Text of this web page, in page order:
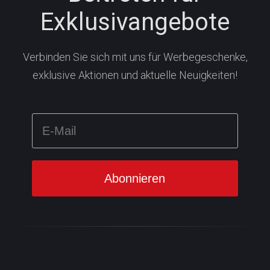
Exklusivangebote
Verbinden Sie sich mit uns für Werbegeschenke,
exklusive Aktionen und aktuelle Neuigkeiten!